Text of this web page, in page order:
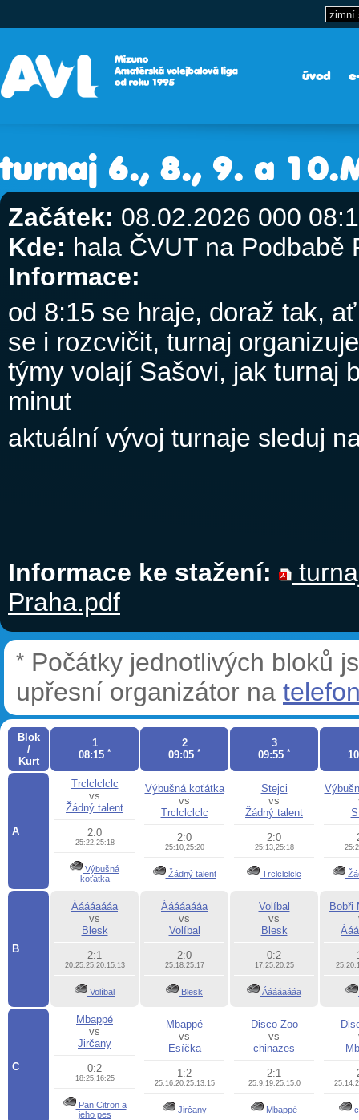
úvod
turnaj 6., 8., 9. a
Začátek: 08.02.2026 000
Kde: hala ČVUT na Podbabě
Informace:
od 8:15 se hraje, doraž tak,
se i rozcvičit, turnaj
týmy volají Sašovi, jak turnaj
minut
aktuální vývoj turnaje sleduj
Informace ke stažení:
Praha.pdf
* Počátky jednotlivých bloků
upřesní organizátor na
Blok
/
Kurt
1
08:15 *
2
09:05 *
3
09:55 *
A
Trclclclclc
vs
Žádný talent
2:0
25:22,25:18
Výbušná
koťátka
Výbušná koťátka
vs
Trclclclclc
2:0
25:10,25:20
Žádný talent
Stejci
vs
Žádný talent
2:0
25:13,25:18
Trclclclclc
B
Ááááaááa
vs
Blesk
2:1
20:25,25:20,15:13
Volíbal
Ááááaááa
vs
Volíbal
2:0
25:18,25:17
Blesk
Volíbal
vs
Blesk
0:2
17:25,20:25
Ááááaááa
Bobři
C
Mbappé
vs
Jirčany
0:2
18:25,16:25
Pan Citron a
jeho pes
Mbappé
vs
Esíčka
1:2
25:16,20:25,13:15
Jirčany
Disco Zoo
vs
chinazes
2:1
25:9,19:25,15:0
Mbappé